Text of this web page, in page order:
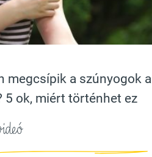
megcsípik a szúnyogok a
5 ok, miért történhet ez